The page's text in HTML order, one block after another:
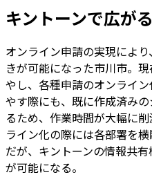
キントーンで広が
オンライン申請の実現によ
きが可能になった市川市。
やし、各種申請のオンライ
やす際にも、既に作成済み
るため、作業時間が大幅に
ライン化の際には各部署を
だが、キントーンの情報共
が可能になる。